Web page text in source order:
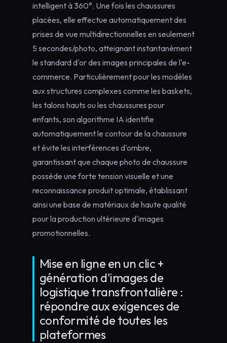
intelligent à 360°. Une fois les chaussures
placées, elle effectue automatiquement des
prises de vue multidirectionnelles en seulement
5 secondes/photo, atteignant instantanément
le standard d'or des images principales de l'e-
commerce. Particulièrement pour les modèles
aux structures complexes comme les baskets,
les talons hauts ou les chaussures pour
enfants, son algorithme IA identifie
automatiquement le contour de la chaussure
et évite les interférences d'ombre,
garantissant que chaque photo de chaussure
possède une forte tension visuelle et une
reconnaissance produit optimale, établissant
ainsi une base de matériaux de haute qualité
pour la production ultérieure d'images
promotionnelles.
Mise en ligne en un clic +
génération d'images de
logistique transfrontalière :
répondre aux exigences de
conformité de toutes les
plateformes